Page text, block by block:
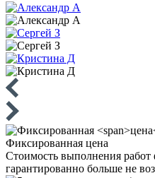
Фиксированная цена
Стоимость выполнения работ
гарантированно больше не